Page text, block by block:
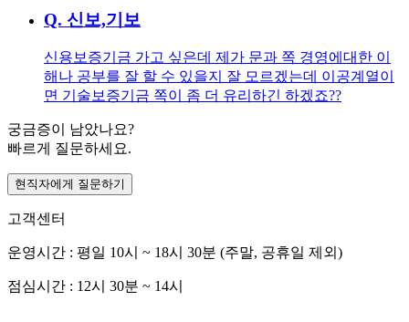
Q. 신보,기보
신용보증기금 가고 싶은데 제가 문과 쪽 경영에대한 이
해나 공부를 잘 할 수 있을지 잘 모르겠는데 이공계열이
면 기술보증기금 쪽이 좀 더 유리하긴 하겠죠??
궁금증이 남았나요?
빠르게 질문하세요.
현직자에게 질문하기
고객센터
운영시간 : 평일 10시 ~ 18시 30분 (주말, 공휴일 제외)
점심시간 : 12시 30분 ~ 14시